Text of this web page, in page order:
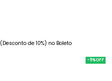
(Desconto de 10%) no Boleto
-9%